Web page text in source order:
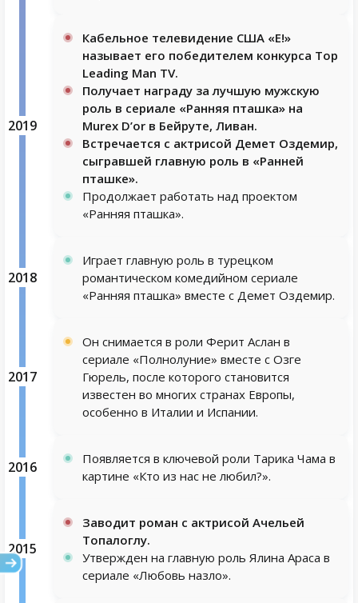
2019
Кабельное телевидение США «E!»
называет его победителем конкурса Top
Leading Man TV.
Получает награду за лучшую мужскую
роль в сериале «Ранняя пташка» на
Murex D’or в Бейруте, Ливан.
Встречается с актрисой Демет Оздемир,
сыгравшей главную роль в «Ранней
пташке».
Продолжает работать над проектом
«Ранняя пташка».
2018
Играет главную роль в турецком
романтическом комедийном сериале
«Ранняя пташка» вместе с Демет Оздемир.
2017
Он снимается в роли Ферит Аслан в
сериале «Полнолуние» вместе с Озге
Гюрель, после которого становится
известен во многих странах Европы,
особенно в Италии и Испании.
2016
Появляется в ключевой роли Тарика Чама в
картине «Кто из нас не любил?».
2015
Заводит роман с актрисой Ачельей
Топалоглу.
Утвержден на главную роль Ялина Араса в
сериале «Любовь назло».